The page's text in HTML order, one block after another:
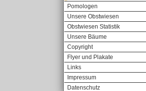
Pomologen
Unsere Obstwiesen
Obstwiesen Statistik
Unsere Bäume
Copyright
Flyer und Plakate
Links
Impressum
Datenschutz